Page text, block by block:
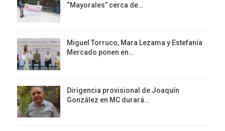
“Mayorales” cerca de…
Miguel Torruco, Mara Lezama y Estefanía
Mercado ponen en…
Dirigencia provisional de Joaquín
González en MC durará…